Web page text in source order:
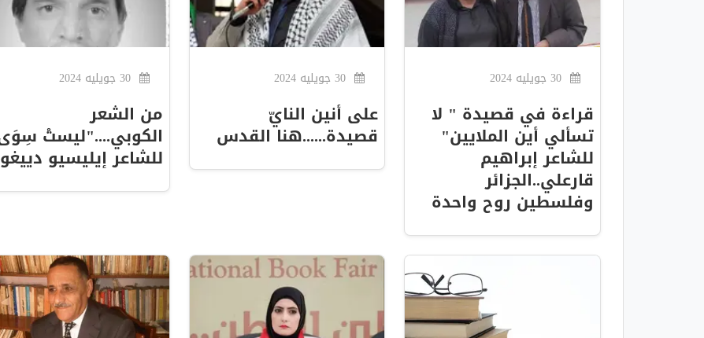
قراءة في قصيدة " لا
تسألي أين الملايين"
للشاعر إبراهيم
قارعلي..الجزائر
وفلسطين روح واحدة
على أنين النايّ
قصيدة......هنا القدس
30 جويليه 2024
من الشعر
الكوبي...."ليستْ
للشاعر إيليسيو دييغو